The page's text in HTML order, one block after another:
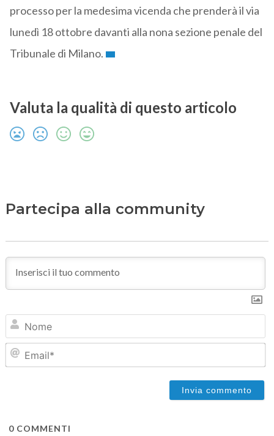
processo per la medesima vicenda che prenderà il via
lunedì 18 ottobre davanti alla nona sezione penale del
Tribunale di Milano.
Valuta la qualità di questo articolo
Partecipa alla community
0COMMENTI